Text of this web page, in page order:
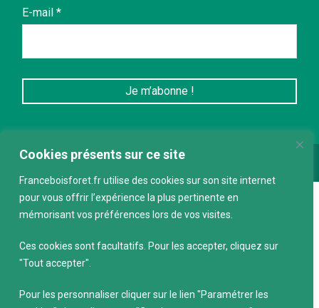
Cookies présents sur ce site
Franceboisforet.fr utilise des cookies sur son site internet
pour vous offrir l’expérience la plus pertinente en
mémorisant vos préférences lors de vos visites.
Ces cookies sont facultatifs. Pour les accepter, cliquez sur
"Tout accepter".
Pour les personnaliser cliquer sur le lien "Paramétrer les
E-mail *